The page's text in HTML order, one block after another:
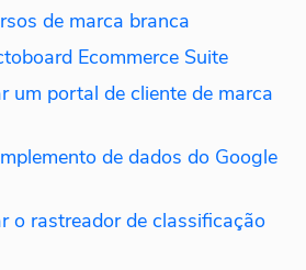
de marca branca
Ecommerce Suite
um portal de cliente de marca
de dados do Google
o rastreador de classificação